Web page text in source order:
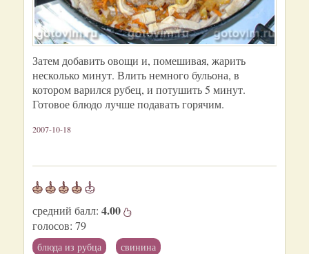
Затем добавить овощи и, помешивая, жарить
несколько минут. Влить немного бульона, в
котором варился рубец, и потушить 5 минут.
Готовое блюдо лучше подавать горячим.
2007-10-18
средний балл: 4.00
голосов: 79
блюда из рубца
свинина